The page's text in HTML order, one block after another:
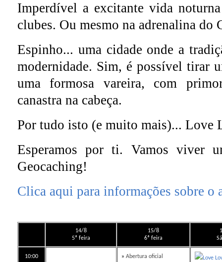
Imperdível a excitante vida
clubes. Ou mesmo na adrenalina do
Espinho... uma cidade onde a
modernidade. Sim, é possível tirar
uma formosa vareira, com
canastra na cabeça.
Por tudo isto (e muito mais)... Love
Esperamos por ti. Vamos viver
Geocaching!
Clica aqui para informações sobre o
14/8
5ª feira
15/8
6ª feira
10:00 » Abertura oficial Love